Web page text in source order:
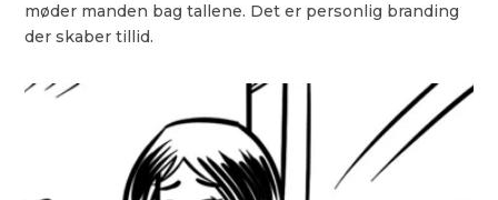
møder manden bag tallene. Det er personlig branding
der skaber tillid.